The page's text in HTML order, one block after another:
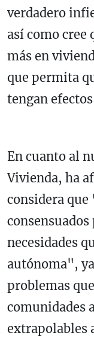
verdadero
así como cree
más en
que permita
tengan
En cuanto al
Vivienda, ha
considera que
necesidades
autónoma",
problemas
comunidades
extrapolables